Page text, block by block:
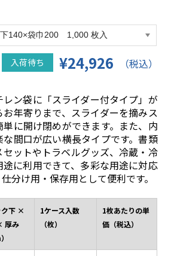
入荷待ち ¥24,926 （税込）
ン袋に「スライダー付タイプ」が
年寄りまで、スライダーを摘みス
に開け閉めができます。また、内
間口が広い横長タイプです。書類
ットやトラベルグッズ、冷蔵・冷
に利用できて、多彩な用途に対応
分け用・保存用として便利です。
ク下 ×
厚み
1ケース入数
（枚）
1枚あたりの単
価（税込）